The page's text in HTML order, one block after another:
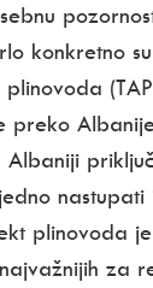
konkretno
preko
Albaniji
plinovoda
za